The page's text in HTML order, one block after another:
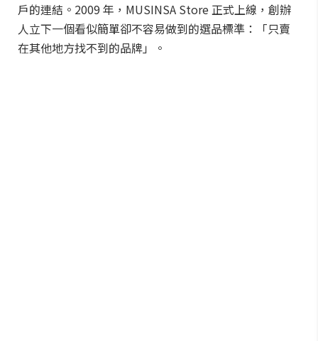
戶的連結。2009 年，MUSINSA Store 正式上線，創辦
人立下一個看似簡單卻不容易做到的選品標準：「只賣
在其他地方找不到的品牌」。